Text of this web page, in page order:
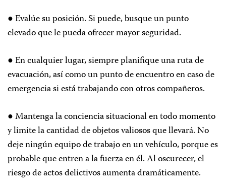
● Evalúe su posición. Si puede, busque un punto
elevado que le pueda ofrecer mayor seguridad.
● En cualquier lugar, siempre planifique una ruta de
evacuación, así como un punto de encuentro en caso de
emergencia si está trabajando con otros compañeros.
● Mantenga la conciencia situacional en todo momento
y limite la cantidad de objetos valiosos que llevará. No
deje ningún equipo de trabajo en un vehículo, porque es
probable que entren a la fuerza en él. Al oscurecer, el
riesgo de actos delictivos aumenta dramáticamente.